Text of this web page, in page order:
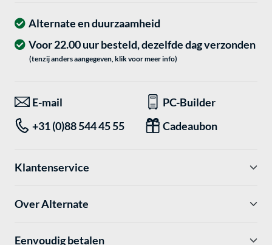
Alternate en duurzaamheid
Voor 22.00 uur besteld, dezelfde dag verzonden
(tenzij anders aangegeven, klik voor meer info)
E-mail
PC-Builder
+31 (0)88 544 45 55
Cadeaubon
Klantenservice
Over Alternate
Eenvoudig betalen